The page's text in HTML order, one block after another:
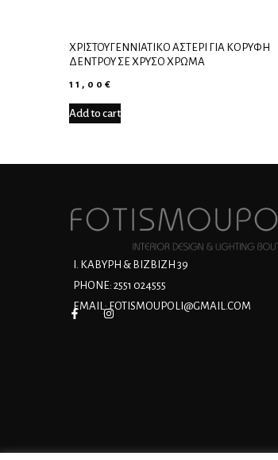
ΧΡΙΣΤΟΥΓΕΝΝΙΆΤΙΚΟ ΑΣΤΈΡΙ ΓΙΑ ΚΟΡΥΦΉ
ΔΈΝΤΡΟΥ ΣΕ ΧΡΥΣΌ ΧΡΏΜΑ
11,00 €
Add to cart
Ι. ΚΑΒΥΡΗ & ΒΙΖΒΙΖΗ 39
PHONE: 2551 024555
EMAIL:FOTISMOUPOLI@GMAIL.COM